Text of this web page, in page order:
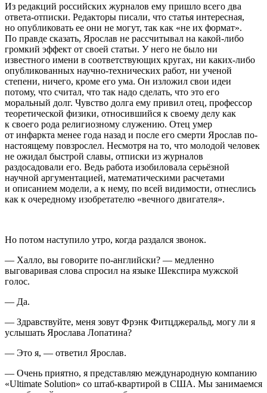
Из редакций российских журналов ему пришло всего два
ответа-отписки. Редакторы писали, что статья интересная,
но опубликовать ее они не могут, так как «не их формат».
По правде сказать, Ярослав не рассчитывал на какой-либо
громкий эффект от своей статьи. У него не было ни
известного имени в соответствующих кругах, ни каких-либо
опубликованных научно-технических работ, ни ученой
степени, ничего, кроме его ума. Он изложил свои идеи
потому, что считал, что так надо сделать, что это его
моральный долг. Чувство долга ему привил отец, профессор
теоретической физики, относившийся к своему делу как
к своего рода религиозному служению. Отец умер
от инфаркта менее года назад и после его смерти Ярослав по-
настоящему повзрослел. Несмотря на то, что молодой человек
не ожидал быстрой славы, отписки из журналов
раздосадовали его. Ведь работа изобиловала серьёзной
научной аргументацией, математическими расчетами
и описанием модели, а к нему, по всей видимости, отнеслись
как к очередному изобретателю «вечного двигателя».
Но потом наступило утро, когда раздался звонок.
— Халло, вы говорите по-английски? — медленно
выговаривая слова спросил на языке Шекспира мужской
голос.
— Да.
— Здравствуйте, меня зовут Фрэнк Фитцджеральд, могу ли я
услышать Ярослава Лопатина?
— Это я, — ответил Ярослав.
— Очень приятно, я представляю международную компанию
«Ultimate Solution» со штаб-квартирой в США. Мы занимаемся